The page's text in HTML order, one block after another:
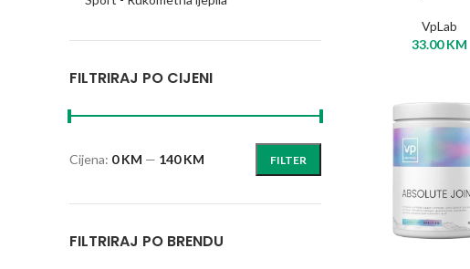
FILTRIRAJ PO CIJENI
FILTER
Cijena: 0 KM — 140 KM
FILTRIRAJ PO BRENDU
VpLab
33.00KM